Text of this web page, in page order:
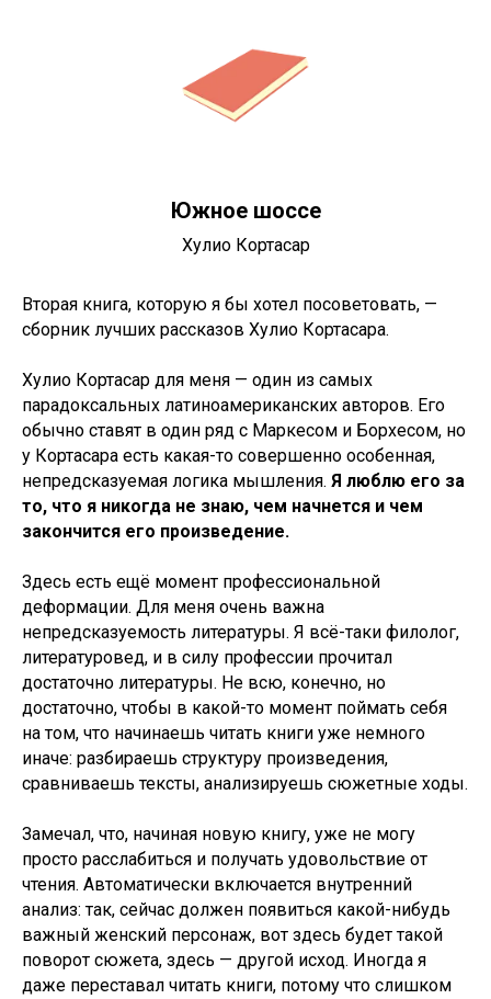
Южное шоссе
Хулио Кортасар
Вторая книга, которую я бы хотел посоветовать, —
сборник лучших рассказов Хулио Кортасара.
Хулио Кортасар для меня — один из самых
парадоксальных латиноамериканских авторов. Его
обычно ставят в один ряд с Маркесом и Борхесом, но
у Кортасара есть какая-то совершенно особенная,
непредсказуемая логика мышления. Я люблю его за
то, что я никогда не знаю, чем начнется и чем
закончится его произведение.
Здесь есть ещё момент профессиональной
деформации. Для меня очень важна
непредсказуемость литературы. Я всё-таки филолог,
литературовед, и в силу профессии прочитал
достаточно литературы. Не всю, конечно, но
достаточно, чтобы в какой-то момент поймать себя
на том, что начинаешь читать книги уже немного
иначе: разбираешь структуру произведения,
сравниваешь тексты, анализируешь сюжетные ходы.
Замечал, что, начиная новую книгу, уже не могу
просто расслабиться и получать удовольствие от
чтения. Автоматически включается внутренний
анализ: так, сейчас должен появиться какой-нибудь
важный женский персонаж, вот здесь будет такой
поворот сюжета, здесь — другой исход. Иногда я
даже переставал читать книги, потому что слишком